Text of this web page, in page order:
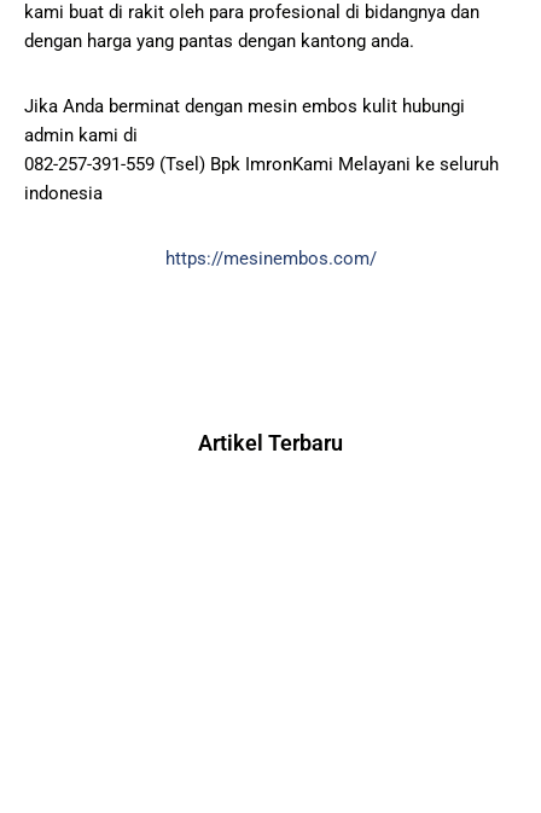
kami buat di rakit oleh para profesional di bidangnya dan
dengan harga yang pantas dengan kantong anda.
Jika Anda berminat dengan mesin embos kulit hubungi
admin kami di
082-257-391-559 (Tsel) Bpk ImronKami Melayani ke seluruh
indonesia
https://mesinembos.com/
Artikel Terbaru